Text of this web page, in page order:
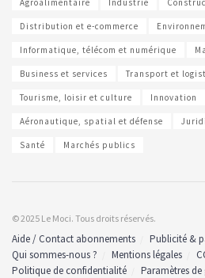
Agroalimentaire Industrie
Distribution et e-commerce
Informatique, télécom et numérique
Business et services Transport et
Tourisme, loisir et culture Innovation
Aéronautique, spatial et défense
Santé Marchés publics
© 2025 Le Moci. Tous droits réservés.
Aide / Contact abonnements
Publicité &
Qui sommes-nous ?
Mentions légales
Politique de confidentialité
Paramètres de